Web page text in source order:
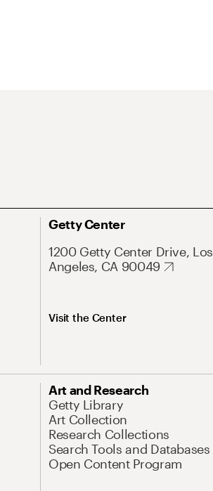
Getty Center
1200 Getty Center Drive, Los
Angeles, CA 90049
Visit the Center
Art and Research
Getty Library
Art Collection
Research Collections
Search Tools and Databases
Open Content Program